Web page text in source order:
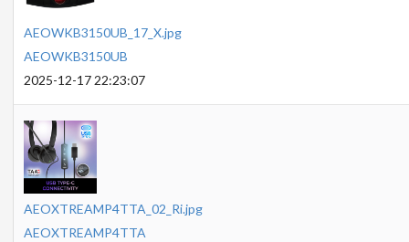
AEOWKB3150UB_17_X.jpg
AEOWKB3150UB
2025-12-17 22:23:07
AEOXTREAMP4TTA_02_Ri.jpg
AEOXTREAMP4TTA